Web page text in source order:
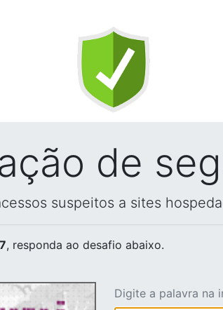
de
suspeitos a sites
, responda ao desafio abaixo.
Digite a palavra na